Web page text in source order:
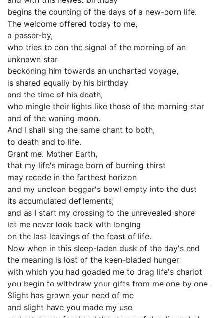
begins the counting of the days of a new-born life.
The welcome offered today to me,
a passer-by,
who tries to con the signal of the morning of an
unknown star
beckoning him towards an uncharted voyage,
is shared equally by his birthday
and the time of his death,
who mingle their lights like those of the morning star
and of the waning moon.
And I shall sing the same chant to both,
to death and to life.
Grant me. Mother Earth,
that my life's mirage born of burning thirst
may recede in the farthest horizon
and my unclean beggar's bowl empty into the dust
its accumulated defilements;
and as I start my crossing to the unrevealed shore
let me never look back with longing
on the last leavings of the feast of life.
Now when in this sleep-laden dusk of the day's end
the meaning is lost of the keen-bladed hunger
with which you had goaded me to drag life's chariot
you begin to withdraw your gifts from me one by one.
Slight has grown your need of me
and slight have you made my use